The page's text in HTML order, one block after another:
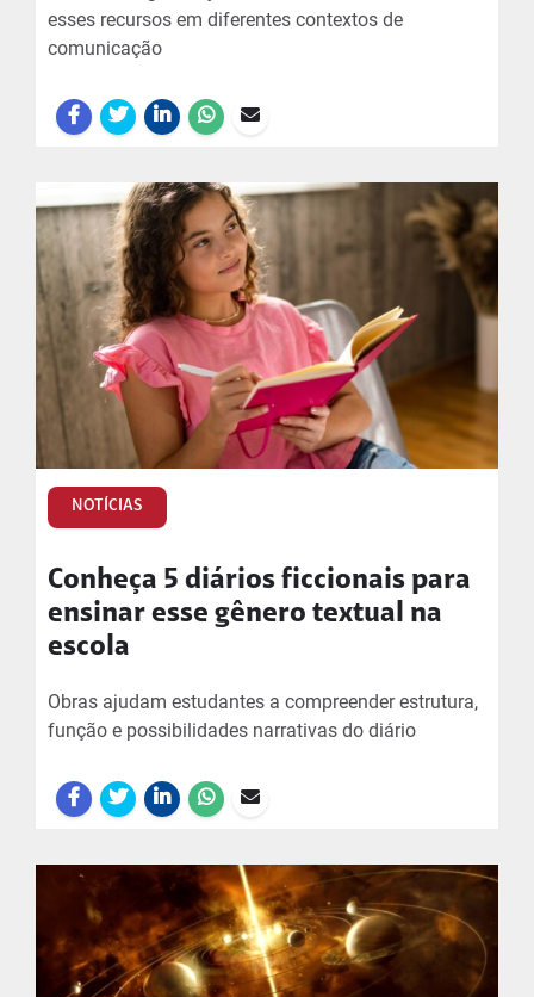
esses recursos em diferentes contextos de
comunicação
NOTÍCIAS
Conheça 5 diários ficcionais para
ensinar esse gênero textual na
escola
Obras ajudam estudantes a compreender estrutura,
função e possibilidades narrativas do diário